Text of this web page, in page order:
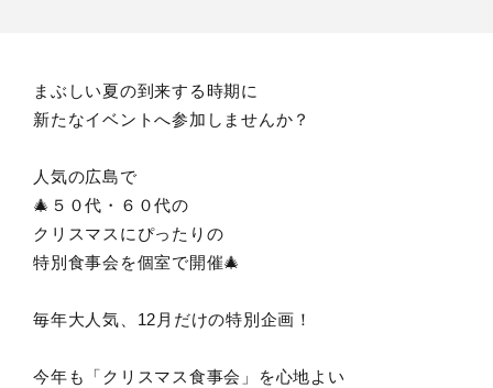
まぶしい夏の到来する時期に
新たなイベントへ参加しませんか？
人気の広島で
🎄５０代・６０代の
クリスマスにぴったりの
特別食事会を個室で開催🎄
毎年大人気、12月だけの特別企画！
今年も「クリスマス食事会」を心地よい